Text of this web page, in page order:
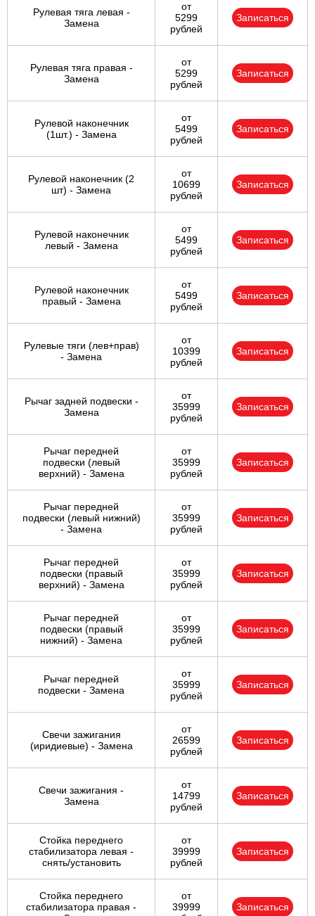
Рулевая тяга левая -
Замена
от
5299
рублей
Записаться
Рулевая тяга правая -
Замена
от
5299
рублей
Записаться
Рулевой наконечник
(1шт.) - Замена
от
5499
рублей
Записаться
Рулевой наконечник (2
шт) - Замена
от
10699
рублей
Записаться
Рулевой наконечник
левый - Замена
от
5499
рублей
Записаться
Рулевой наконечник
правый - Замена
от
5499
рублей
Записаться
Рулевые тяги (лев+прав)
- Замена
от
10399
рублей
Записаться
Рычаг задней подвески -
Замена
от
35999
рублей
Записаться
Рычаг передней
подвески (левый
верхний) - Замена
от
35999
рублей
Записаться
Рычаг передней
подвески (левый нижний)
- Замена
от
35999
рублей
Записаться
Рычаг передней
подвески (правый
верхний) - Замена
от
35999
рублей
Записаться
Рычаг передней
подвески (правый
нижний) - Замена
от
35999
рублей
Записаться
Рычаг передней
подвески - Замена
от
35999
рублей
Записаться
Свечи зажигания
(иридиевые) - Замена
от
26599
рублей
Записаться
Свечи зажигания -
Замена
от
14799
рублей
Записаться
Стойка переднего
стабилизатора левая -
снять/установить
от
39999
рублей
Записаться
Стойка переднего
стабилизатора правая -
от
39999
Записаться